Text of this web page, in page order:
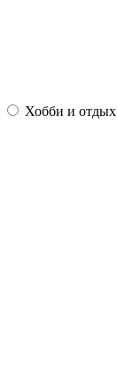
Хобби и отдых